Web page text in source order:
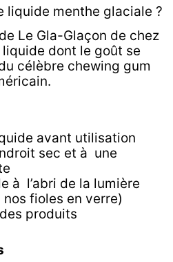
liquide menthe glaciale ?
Le Gla-Glaçon de chez
dont le goût se
célèbre chewing gum
avant utilisation
sec et à une
à l’abri de la lumière
fioles en verre)
produits